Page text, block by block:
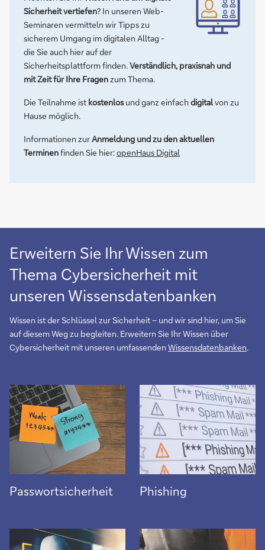
Sicherheit vertiefen? In unseren Web-
Seminaren vermitteln wir Tipps zu
sicherem Umgang im digitalen Alltag -
die Sie auch hier auf der
Sicherheitsplattform finden.Verständlich, praxisnah und
mit Zeit für Ihre Fragenzum Thema.
Die Teilnahme ist kostenlosund ganz einfachdigitalvon zu
Hause möglich.
Informationen zurAnmeldung und zu den aktuellen
Terminenfinden Sie hier:openHaus Digital
Erweitern Sie Ihr Wissen zum
Thema Cybersicherheit mit
unseren Wissensdatenbanken
Wissen ist der Schlüssel zur Sicherheit – und wir sind hier, um Sie
auf diesem Weg zu begleiten. Erweitern Sie Ihr Wissen über
Cybersicherheit mit unseren umfassenden Wissensdatenbanken.
More
Passwortsicherheit More
Phishing